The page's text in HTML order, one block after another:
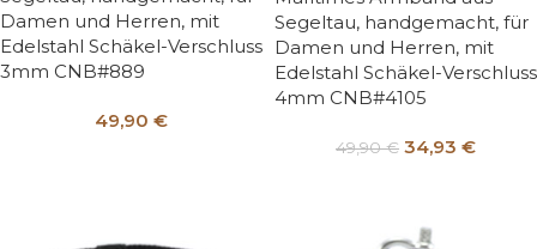
Damen und Herren, mit
Edelstahl Schäkel-Verschluss
3mm CNB#889
49,90 €
Segeltau, handgemacht, für
Damen und Herren, mit
Edelstahl Schäkel-Verschluss
4mm CNB#4105
49,90€ 34,93 €